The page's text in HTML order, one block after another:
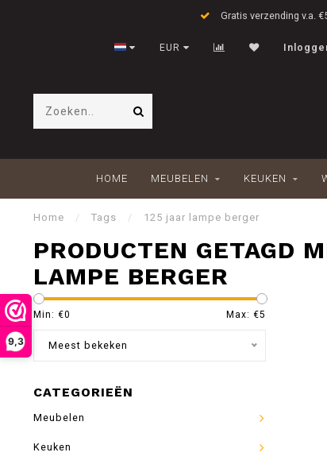
9,3
Gratis verzending v.a.
EUR
HOME MEUBELEN KEUKEN
Home / Tags / 125 jaar lampe berger
PRODUCTEN GETAGD
LAMPE BERGER
Min: €0 Max: €5
Meest bekeken
CATEGORIEËN
Meubelen
Keuken